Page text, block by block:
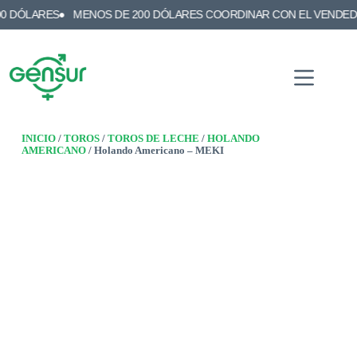
MENOS DE 200 DÓLARES COORDINAR CON EL VENDEDOR
INICIO/ TOROS/ TOROS DE LECHE / HOLANDO
AMERICANO/ Holando Americano – MEKI